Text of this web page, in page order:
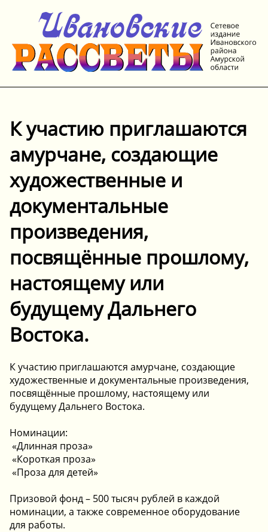
К участию приглашаются
амурчане, создающие
художественные и
документальные
произведения,
посвящённые прошлому,
настоящему или
будущему Дальнего
Востока.
К участию приглашаются амурчане, создающие
художественные и документальные произведения,
посвящённые прошлому, настоящему или
будущему Дальнего Востока.
Номинации:
️ «Длинная проза»
️ «Короткая проза»
️ «Проза для детей»
Призовой фонд – 500 тысяч рублей в каждой
номинации, а также современное оборудование
для работы.